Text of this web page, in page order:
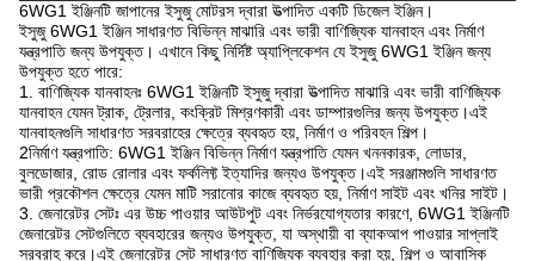
6WG1 ইঞ্জিনটি জাপানের ইসুজু মোটরস দ্বারা উত্পাদিত একটি ডিজেল ইঞ্জিন।
ইসুজু 6WG1 ইঞ্জিন সাধারণত বিভিন্ন মাঝারি এবং ভারী বাণিজ্যিক যানবাহন এবং নির্মাণ
যন্ত্রপাতি জন্য উপযুক্ত। এখানে কিছু নির্দিষ্ট অ্যাপ্লিকেশন যে ইসুজু 6WG1 ইঞ্জিন জন্য
উপযুক্ত হতে পারে:
1. বাণিজ্যিক যানবাহনঃ 6WG1 ইঞ্জিনটি ইসুজু দ্বারা উত্পাদিত মাঝারি এবং ভারী বাণিজ্যিক
যানবাহন যেমন ট্রাক, ট্রেলার, কংক্রিট মিশ্রণকারী এবং ডাম্পারগুলির জন্য উপযুক্ত।এই
যানবাহনগুলি সাধারণত সরবরাহের ক্ষেত্রে ব্যবহৃত হয়, নির্মাণ ও পরিবহন শিল্প।
2নির্মাণ যন্ত্রপাতি: 6WG1 ইঞ্জিন বিভিন্ন নির্মাণ যন্ত্রপাতি যেমন খননকারক, লোডার,
বুলডোজার, রোড রোলার এবং ফর্কলিফ্ট ইত্যাদির জন্যও উপযুক্ত।এই সরঞ্জামগুলি সাধারণত
ভারী প্রকৌশল ক্ষেত্রে যেমন মাটি সরানোর কাজে ব্যবহৃত হয়, নির্মাণ সাইট এবং খনির সাইট।
3. জেনারেটর সেটঃ এর উচ্চ পাওয়ার আউটপুট এবং নির্ভরযোগ্যতার কারণে, 6WG1 ইঞ্জিনটি
জেনারেটর সেটগুলিতে ব্যবহারের জন্যও উপযুক্ত, যা অস্থায়ী বা ব্যাকআপ পাওয়ার সাপ্লাই
সরবরাহ করে।এই জেনারেটর সেট সাধারণত বাণিজ্যিক ব্যবহার করা হয়, শিল্প ও আবাসিক